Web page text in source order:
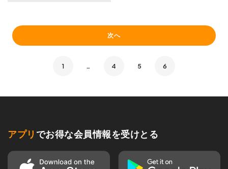
次へ
1 … 4 5 6
アプリ でお得な会員情報を受けとる